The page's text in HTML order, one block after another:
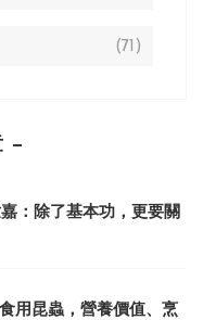
(71)
：除了基本功，更要關
用昆蟲，營養價值、烹